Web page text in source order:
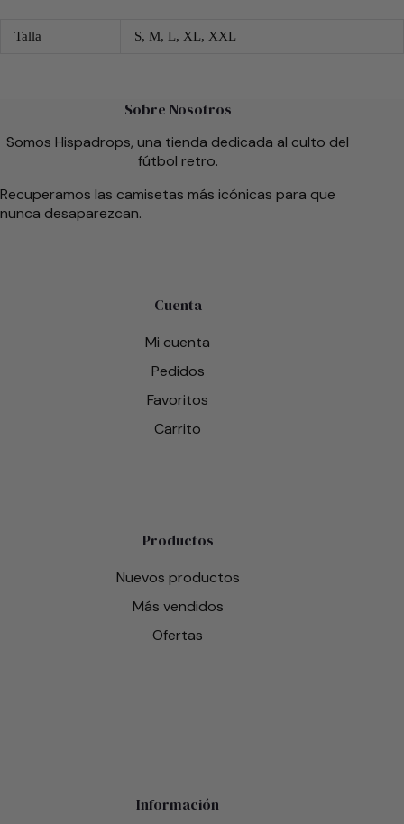
Talla S, M, L, XL, XXL
Sobre Nosotros
Somos Hispadrops, una tienda dedicada al culto del
fútbol retro.
Recuperamos las camisetas más icónicas para que
nunca desaparezcan.
Cuenta
Mi cuenta
Pedidos
Favoritos
Carrito
Productos
Nuevos productos
Más vendidos
Ofertas
Información